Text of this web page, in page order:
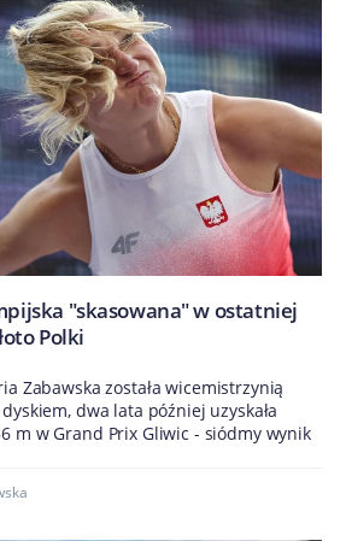
"skasowana" w ostatniej
Polki
Zabawska została wicemistrzynią
dwa lata później uzyskała
m w Grand Prix Gliwic - siódmy wynik